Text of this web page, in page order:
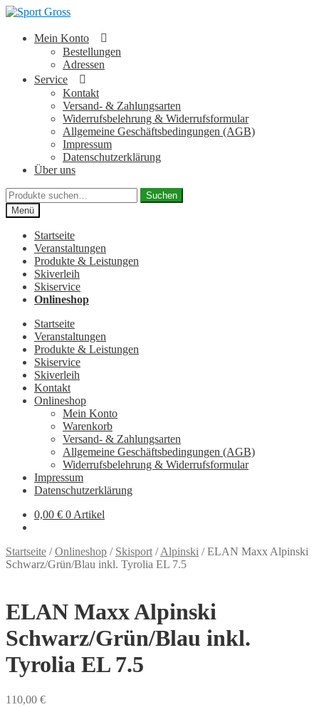
Zur
springen
Zum
springenMein Konto
Bestellungen
Adressen
Service
Kontakt
Versand- & Zahlungsarten
Widerrufsbelehrung & Widerrufsformular
Allgemeine Geschäftsbedingungen (AGB)
Impressum
Datenschutzerklärung
Über uns
Suche
nach:
Suchen
Menü
Startseite
Veranstaltungen
Produkte & Leistungen
Skiverleih
Skiservice
Onlineshop
Startseite
Veranstaltungen
Produkte & Leistungen
Skiservice
Skiverleih
Kontakt
Onlineshop
Mein Konto
Warenkorb
Versand- & Zahlungsarten
Allgemeine Geschäftsbedingungen (AGB)
Widerrufsbelehrung & Widerrufsformular
Impressum
Datenschutzerklärung
0,00 € 0 Artikel
Startseite /Onlineshop / Skisport /Alpinski /ELAN Maxx Alpinski
Schwarz/Grün/Blau inkl. Tyrolia EL 7.5
ELAN Maxx Alpinski
Schwarz/Grün/Blau inkl.
Tyrolia EL 7.5
110,00 €